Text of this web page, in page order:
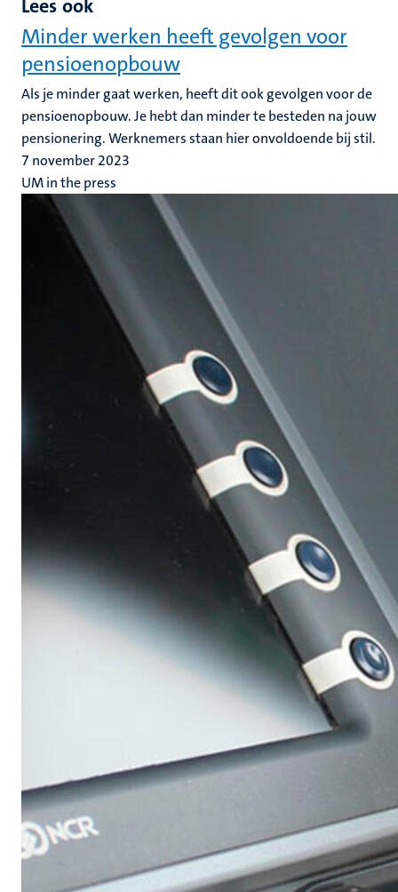
Lees ook
Minder werken heeft gevolgen voor
pensioenopbouw
Als je minder gaat werken, heeft dit ook gevolgen voor de
pensioenopbouw. Je hebt dan minder te besteden na jouw
pensionering. Werknemers staan hier onvoldoende bij stil.
7 november 2023
UM in the press